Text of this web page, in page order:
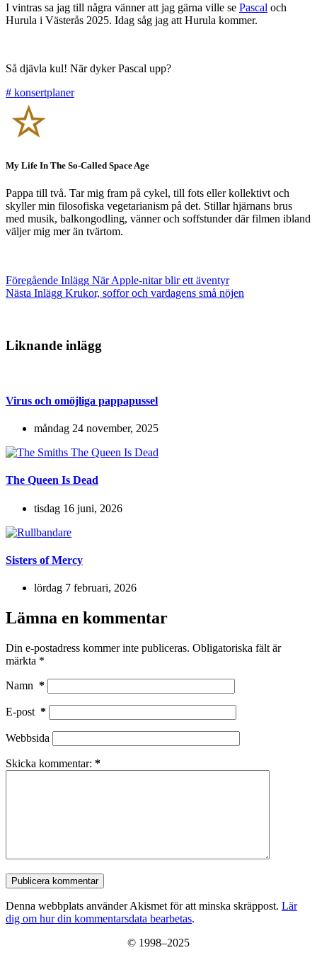
I vintras sa jag till några vänner att jag gärna ville se Pascal och
Hurula i Västerås 2025. Idag såg jag att Hurula kommer.
Så djävla kul! När dyker Pascal upp?
# konsertplaner
My Life In The So-Called Space Age
Pappa till två. Tar mig fram på cykel, till fots eller kollektivt och
skyller min filosofiska vegetarianism på det. Stillar hjärnans brus
med musik, balkongodling, vänner och soffstunder där filmen ibland
väljer mig mer än tvärtom.
Föregående Inlägg När Apple-nitar blir ett äventyr
Nästa Inlägg Krukor, soffor och vardagens små nöjen
Liknande inlägg
Virus och omöjliga pappapussel
måndag 24 november, 2025
The Queen Is Dead
tisdag 16 juni, 2026
Sisters of Mercy
lördag 7 februari, 2026
Lämna en kommentar
Din e-postadress kommer inte publiceras. Obligatoriska fält är
märkta *
Namn *
E-post *
Webbsida
Skicka kommentar: *
Publicera kommentar
Denna webbplats använder Akismet för att minska skräppost. Lär
dig om hur din kommentarsdata bearbetas.
© 1998–2025